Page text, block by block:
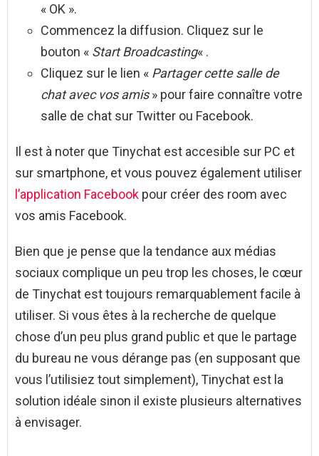
« OK ».
Commencez la diffusion. Cliquez sur le
bouton « Start Broadcasting« .
Cliquez sur le lien « Partager cette salle de
chat avec vos amis» pour faire connaître votre
salle de chat sur Twitter ou Facebook.
Il est à noter que Tinychat est accesible sur PC et
sur smartphone, et vous pouvez également utiliser
l’application Facebook pour créer des room avec
vos amis Facebook.
Bien que je pense que la tendance aux médias
sociaux complique un peu trop les choses, le cœur
de Tinychat est toujours remarquablement facile à
utiliser. Si vous êtes à la recherche de quelque
chose d’un peu plus grand public et que le partage
du bureau ne vous dérange pas (en supposant que
vous l’utilisiez tout simplement), Tinychat est la
solution idéale sinon il existe plusieurs alternatives
à envisager.